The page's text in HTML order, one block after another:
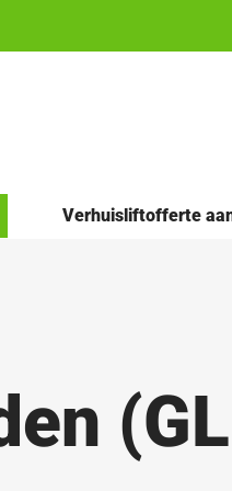
Verhuisliftofferte